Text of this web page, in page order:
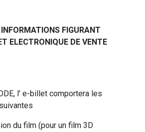
FIGURANT
ELECTRONIQUE DE VENTE
l’ e-billet comportera les
du film (pour un film 3D